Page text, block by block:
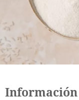
Información